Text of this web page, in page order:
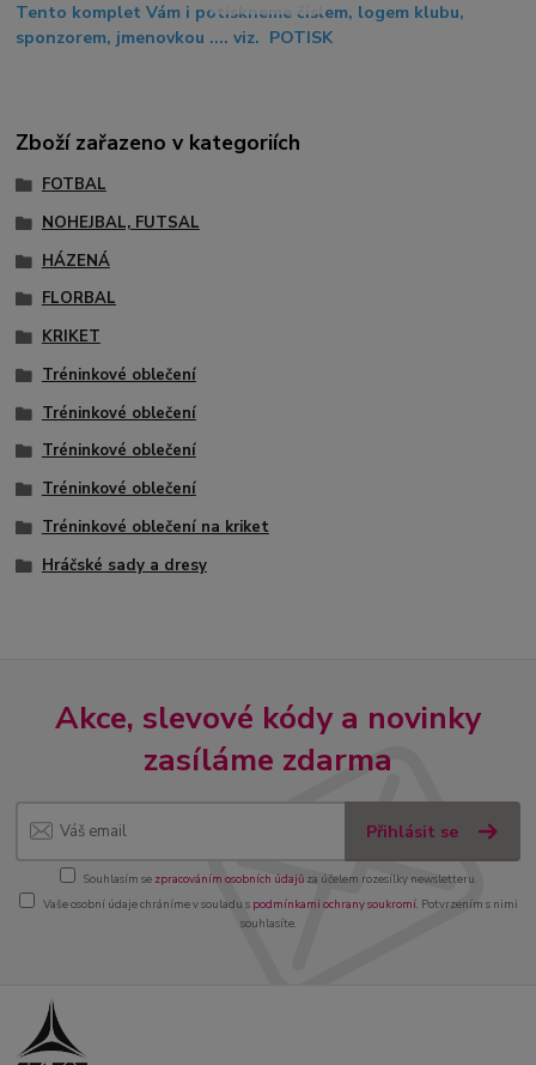
Tento komplet Vám i potiskneme číslem, logem klubu,
sponzorem, jmenovkou .... viz. POTISK
Zboží zařazeno v kategoriích
FOTBAL
NOHEJBAL, FUTSAL
HÁZENÁ
FLORBAL
KRIKET
Tréninkové oblečení
Tréninkové oblečení
Tréninkové oblečení
Tréninkové oblečení
Tréninkové oblečení na kriket
Hráčské sady a dresy
Akce, slevové kódy a novinky
zasíláme zdarma
Přihlásit se
Souhlasím se zpracováním osobních údajůza účelem rozesílky newsletteru.
Vaše osobní údaje chráníme v souladu s podmínkami ochrany soukromí. Potvrzením s nimi
souhlasíte.